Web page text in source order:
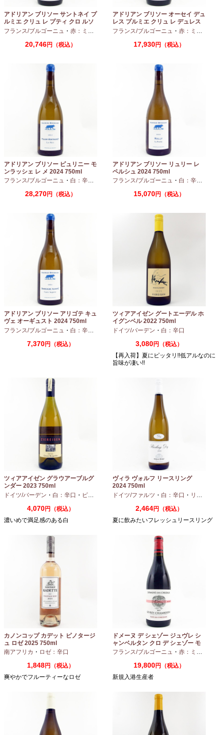
アドリアン ブリソー サントネイ プ
ルミエ クリュ レ プティ クロ ルソ
ー 2024 750ml
フランス/ブルゴーニュ ・ 赤：ミディアムボディ ・ピノノワール
20,746円（税込）
アドリアン ブリソー オーセイ デュ
レス プルミエ クリュ レ デュレス
2024 750ml
フランス/ブルゴーニュ ・ 赤：ミディアムボディ
17,930円（税込）
アドリアン ブリソー ピュリニー モ
ンラッシェ レ メ 2024 750ml
フランス/ブルゴーニュ ・ 白：辛口 シャルドネ
28,270円（税込）
アドリアン ブリソー リュリー レ
ペルシュ 2024 750ml
フランス/ブルゴーニュ ・ 白：辛口
15,070円（税込）
アドリアン ブリソー アリゴテ キュ
ヴェ オーギュスト 2024 750ml
フランス/ブルゴーニュ ・ 白：辛口 アリゴテ
7,370円（税込）
ツィアアイゼン グートエーデル ホ
イグンベル 2022 750ml
ドイツ/バーデン ・ 白：辛口
3,080円（税込）
【再入荷】夏にピッタリ!!低アルなのに
旨味が凄い!!
ツィアアイゼン グラウアーブルグ
ンダー 2023 750ml
ドイツ/バーデン ・ 白：辛口 ・ ピノグリ
4,070円（税込）
濃いめで満足感のある白
ヴィラ ヴォルフ リースリング
2024 750ml
ドイツ/ファルツ ・ 白：辛口 ・ リースリング
2,464円（税込）
夏に飲みたいフレッシュリースリング
カノンコップ カデット ピノタージ
ュ ロゼ 2025 750ml
南アフリカ ・ ロゼ：辛口
1,848円（税込）
爽やかでフルーティーなロゼ
ドメーヌ デ シェゾー ジュヴレ シ
ャンベルタン クロ デ シェゾー モ
ノポール 2023 750ml
フランス/ブルゴーニュ ・ 赤：ミディアムボディ
19,800円（税込）
新規入港生産者